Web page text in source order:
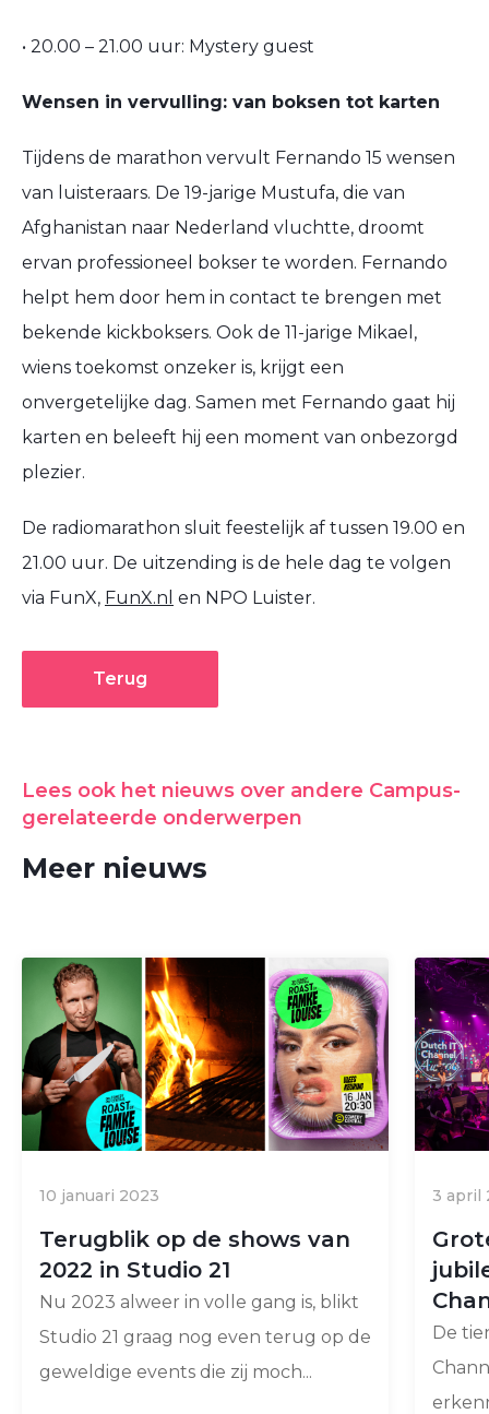
• 20.00 – 21.00 uur: Mystery guest
Wensen in vervulling: van boksen tot karten
Tijdens de marathon vervult Fernando 15 wensen
van luisteraars. De 19-jarige Mustufa, die van
Afghanistan naar Nederland vluchtte, droomt
ervan professioneel bokser te worden. Fernando
helpt hem door hem in contact te brengen met
bekende kickboksers. Ook de 11-jarige Mikael,
wiens toekomst onzeker is, krijgt een
onvergetelijke dag. Samen met Fernando gaat hij
karten en beleeft hij een moment van onbezorgd
plezier.
De radiomarathon sluit feestelijk af tussen 19.00 en
21.00 uur. De uitzending is de hele dag te volgen
via FunX, FunX.nl en NPO Luister.
Terug
Lees ook het nieuws over andere Campus-
gerelateerde onderwerpen
Meer nieuws
10 januari 2023
Terugblik op de shows van
2022 in Studio 21
Nu 2023 alweer in volle gang is, blikt
Studio 21 graag nog even terug op de
geweldige events die zij moch...
3 april
De